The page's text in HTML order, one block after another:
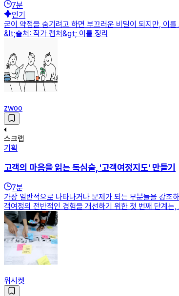
7분
인기
굳이 약점을 숨기려고 하면 부끄러운 비밀이 되지만, 이
&lt;출처: 작가 캡처&gt; 이를 정리
zwoo
스크랩
기획
고객의 마음을 읽는 독심술, '고객여정지도' 만들기
7분
가장 일반적으로 나타나거나 문제가 되는 부분들을 강조
객여정의 전반적인 경험을 개선하기 위한 첫 번째 단계는,
위시켓